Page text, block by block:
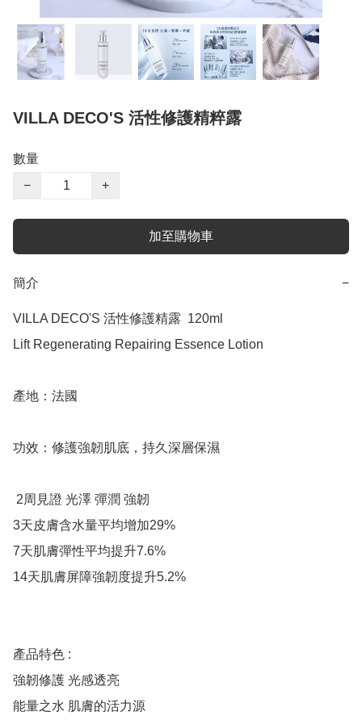
VILLA DECO'S 活性修護精粹露
數量
−
+
加至購物車
簡介 −
VILLA DECO'S 活性修護精露  120ml
Lift Regenerating Repairing Essence Lotion
產地：法國
功效：修護強韌肌底，持久深層保濕
3天皮膚含水量平均增加29%
7天肌膚彈性平均提升7.6%
14天肌膚屏障強韌度提升5.2%
產品特色 :
強韌修護 光感透亮
能量之水 肌膚的活力源